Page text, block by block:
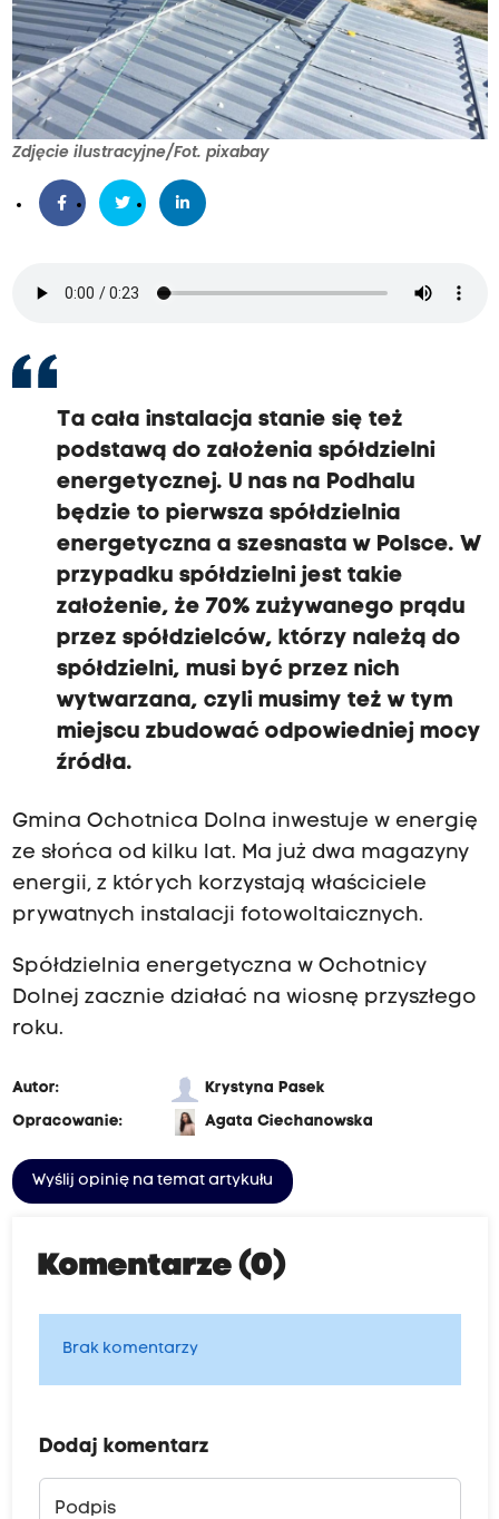
Zdjęcie ilustracyjne/Fot. pixabay
Ta cała instalacja stanie się też
podstawą do założenia spółdzielni
energetycznej. U nas na Podhalu
będzie to pierwsza spółdzielnia
energetyczna a szesnasta w Polsce. W
przypadku spółdzielni jest takie
założenie, że 70% zużywanego prądu
przez spółdzielców, którzy należą do
spółdzielni, musi być przez nich
wytwarzana, czyli musimy też w tym
miejscu zbudować odpowiedniej mocy
źródła.
Gmina Ochotnica Dolna inwestuje w energię
ze słońca od kilku lat. Ma już dwa magazyny
energii, z których korzystają właściciele
prywatnych instalacji fotowoltaicznych.
Spółdzielnia energetyczna w Ochotnicy
Dolnej zacznie działać na wiosnę przyszłego
roku.
Autor:
Krystyna Pasek
Opracowanie:
Agata Ciechanowska
Wyślij opinię na temat artykułu
Komentarze (0)
Brak komentarzy
Dodaj komentarz
Podpis